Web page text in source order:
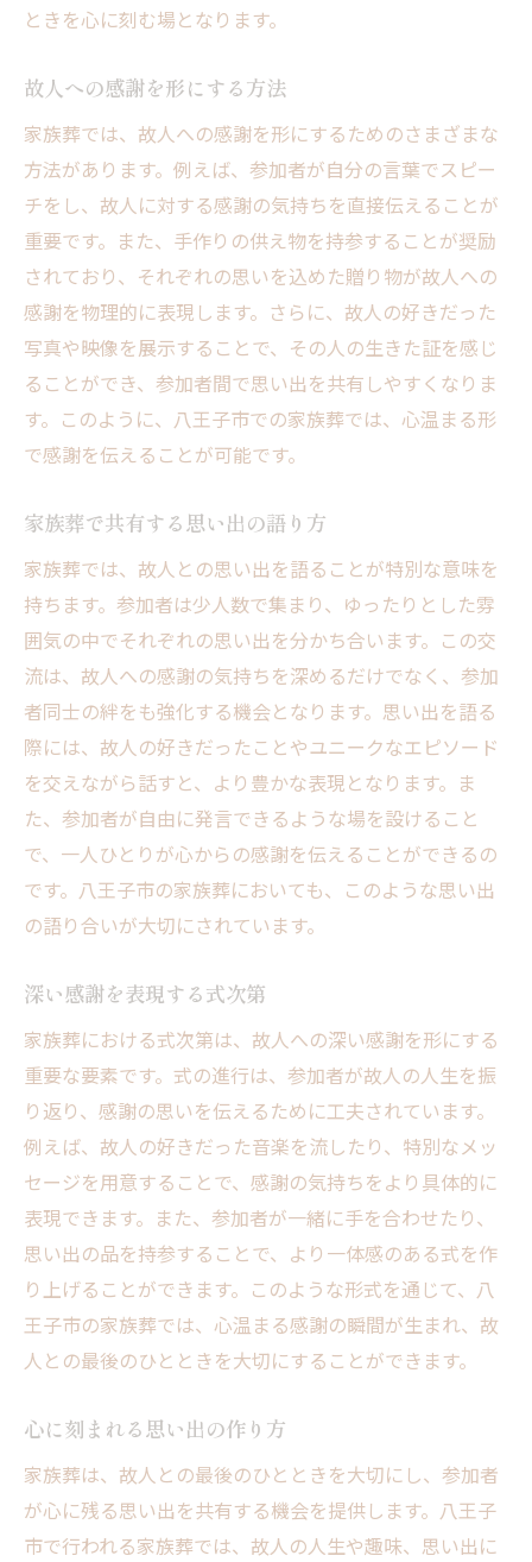
ときを心に刻む場となります。
故人への感謝を形にする方法
家族葬では、故人への感謝を形にするためのさまざまな
方法があります。例えば、参加者が自分の言葉でスピー
チをし、故人に対する感謝の気持ちを直接伝えることが
重要です。また、手作りの供え物を持参することが奨励
されており、それぞれの思いを込めた贈り物が故人への
感謝を物理的に表現します。さらに、故人の好きだった
写真や映像を展示することで、その人の生きた証を感じ
ることができ、参加者間で思い出を共有しやすくなりま
す。このように、八王子市での家族葬では、心温まる形
で感謝を伝えることが可能です。
家族葬で共有する思い出の語り方
家族葬では、故人との思い出を語ることが特別な意味を
持ちます。参加者は少人数で集まり、ゆったりとした雰
囲気の中でそれぞれの思い出を分かち合います。この交
流は、故人への感謝の気持ちを深めるだけでなく、参加
者同士の絆をも強化する機会となります。思い出を語る
際には、故人の好きだったことやユニークなエピソード
を交えながら話すと、より豊かな表現となります。ま
た、参加者が自由に発言できるような場を設けること
で、一人ひとりが心からの感謝を伝えることができるの
です。八王子市の家族葬においても、このような思い出
の語り合いが大切にされています。
深い感謝を表現する式次第
家族葬における式次第は、故人への深い感謝を形にする
重要な要素です。式の進行は、参加者が故人の人生を振
り返り、感謝の思いを伝えるために工夫されています。
例えば、故人の好きだった音楽を流したり、特別なメッ
セージを用意することで、感謝の気持ちをより具体的に
表現できます。また、参加者が一緒に手を合わせたり、
思い出の品を持参することで、より一体感のある式を作
り上げることができます。このような形式を通じて、八
王子市の家族葬では、心温まる感謝の瞬間が生まれ、故
人との最後のひとときを大切にすることができます。
心に刻まれる思い出の作り方
家族葬は、故人との最後のひとときを大切にし、参加者
が心に残る思い出を共有する機会を提供します。八王子
市で行われる家族葬では、故人の人生や趣味、思い出に